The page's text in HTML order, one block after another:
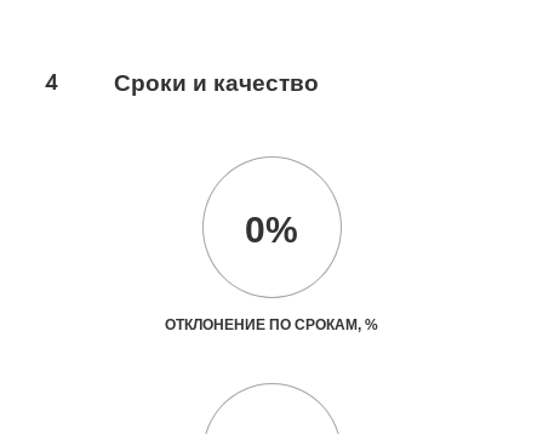
4 Сроки и качество
0%
ОТКЛОНЕНИЕ ПО СРОКАМ, %